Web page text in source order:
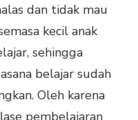
dan tidak mau
kecil anak
sehingga
belajar sudah
Oleh karena
pembelajaran